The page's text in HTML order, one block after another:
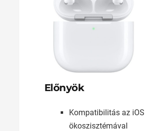
Előnyök
Kompatibilitás az iOS
ökoszisztémával